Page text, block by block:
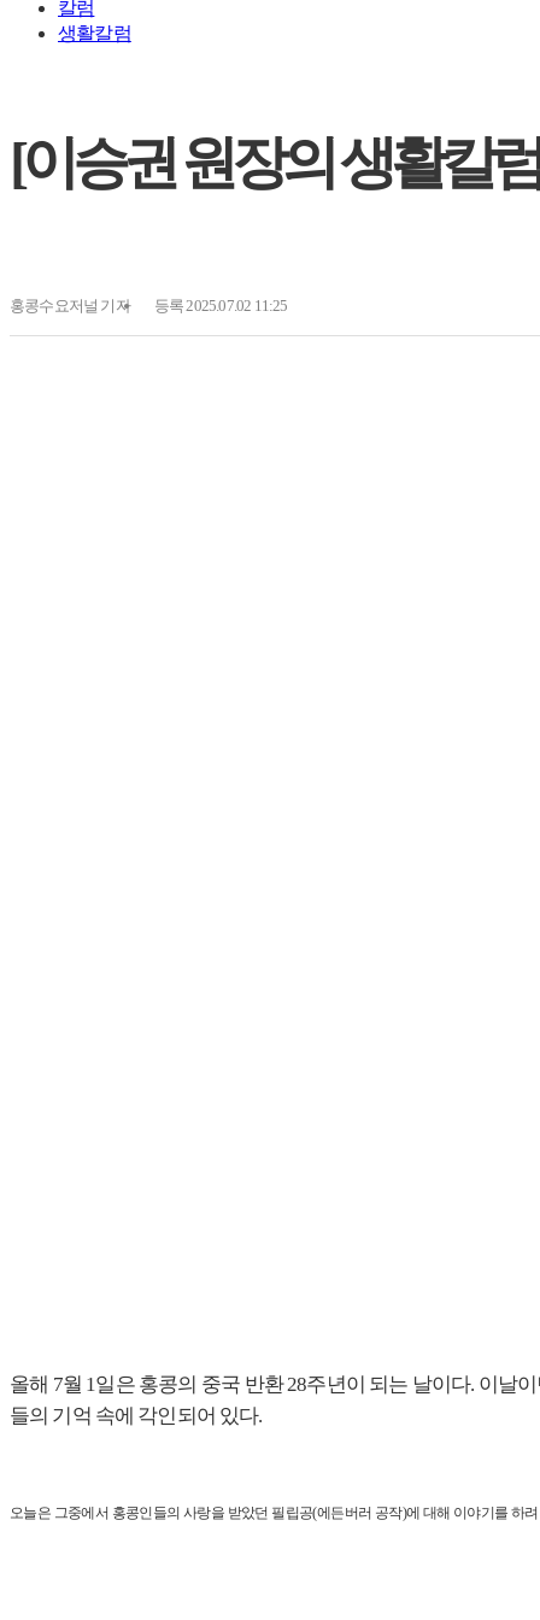
칼럼
생활칼럼
[이승권 원장의 생활칼
홍콩수요저널 기자 등록 2025.07.02 11:25
올해 7월 1일은 홍콩의 중국 반환 28주년이 되는 날이다. 이날
들의 기억 속에 각인되어 있다.
오늘은 그중에서 홍콩인들의 사랑을 받았던 필립공(에든버러 공작)에 대해 이야기를 하